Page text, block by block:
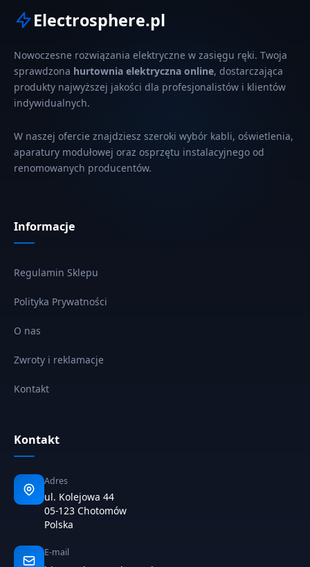
Electrosphere.pl
Nowoczesne rozwiązania elektryczne w zasięgu ręki. Twoja
sprawdzona hurtownia elektryczna online, dostarczająca
produkty najwyższej jakości dla profesjonalistów i klientów
indywidualnych.
W naszej ofercie znajdziesz szeroki wybór kabli, oświetlenia,
aparatury modułowej oraz osprzętu instalacyjnego od
renomowanych producentów.
Informacje
Regulamin Sklepu
Polityka Prywatności
O nas
Zwroty i reklamacje
Kontakt
Kontakt
Adres
ul. Kolejowa 44
05-123 Chotomów
Polska
E-mail